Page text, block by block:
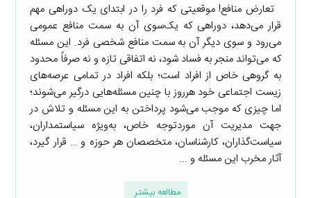
تعارض منافع! موقعیتی که فرد را در ابتدای یک دوراهی مهم
قرار می‌دهد، دوراهی که یک‌سوی آن به سمت منافع عمومی
می‌رود و سوی دیگر آن به سمت منافع شخصی فرد. این مسئله
که می‌تواند منجر به فساد شود، نه اتفاقی تازه و نه صرفاً محدود
به گروهی خاص از افراد است؛ بلکه افراد در تمامی عرصه‌های
زیست اجتماعی خود هرروز با چنین مسئله‌هایی درگیر می‌شوند؛
اما چیزی که موجب می‌شود پرداختن به این مسئله و تلاش در
جهت مدیریت آن موردتوجه خاص، به‌ویژه سیاستمداران،
سیاست‌گذاران، کارشناسان، متخصصان هر حوزه و … قرار گیرد،
آثار مخرب این مسئله و ...
مطالعه بیشتر